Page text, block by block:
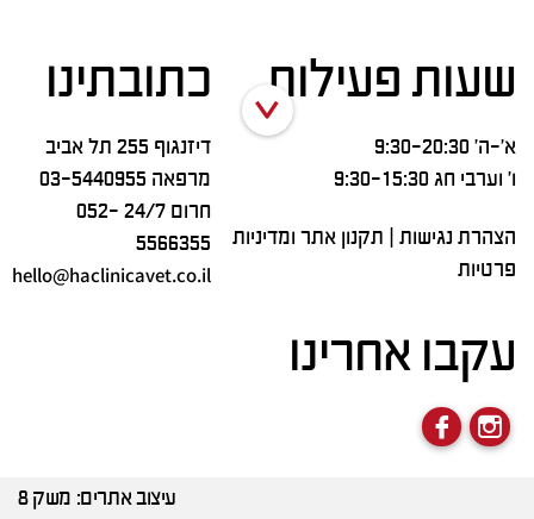
שעות פעילות
א’-ה’ 9:30-20:30
ו’ וערבי חג 9:30-15:30
הצהרת נגישות
תקנון אתר ומדיניות
פרטיות
כתובתינו
דיזנגוף 255 תל אביב
מרפאה 03-5440955
חרום 24/7
052-
5566355
hello@haclinicavet.co.il
עקבו אחרינו
עיצוב אתרים: משק 8